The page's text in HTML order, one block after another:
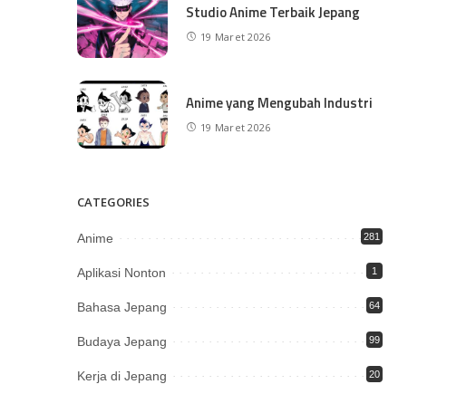
Studio Anime Terbaik Jepang
19 Maret 2026
Anime yang Mengubah Industri
19 Maret 2026
CATEGORIES
Anime 281
Aplikasi Nonton 1
Bahasa Jepang 64
Budaya Jepang 99
Kerja di Jepang 20